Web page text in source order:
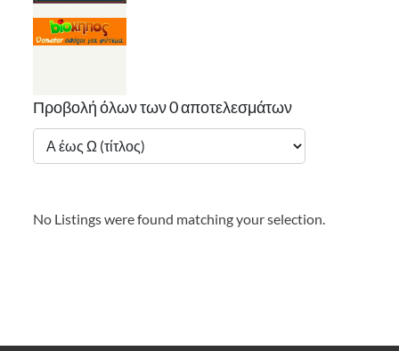
Προβολή όλων των 0 αποτελεσμάτων
No Listings were found matching your selection.
(Αντωνόπουλος)